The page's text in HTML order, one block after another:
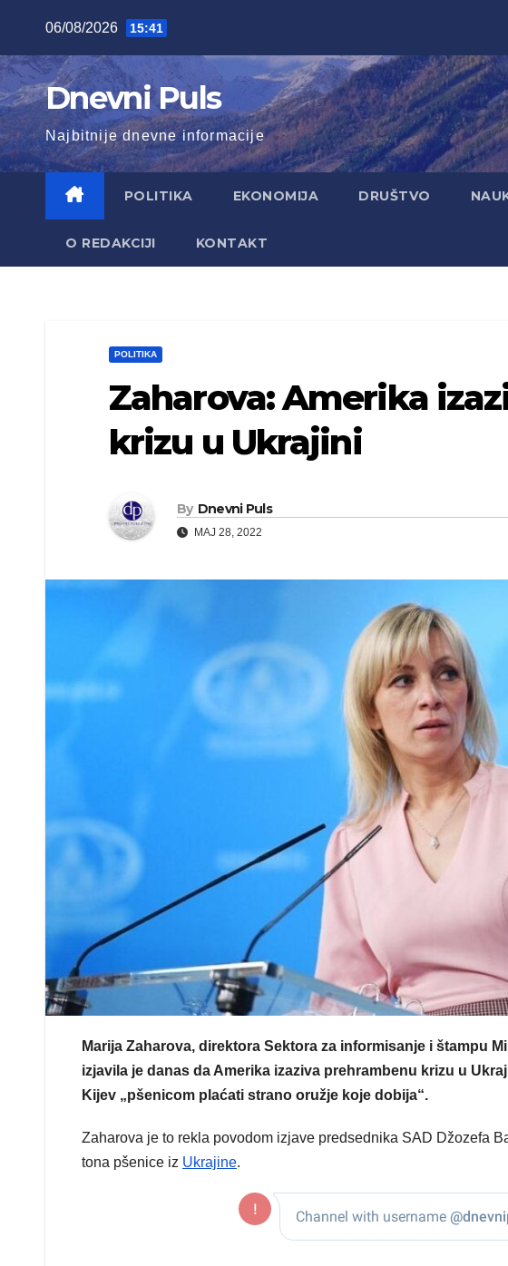
content
06/08/2026 15:41
Dnevni Puls
Najbitnije dnevne informacije
POLITIKA EKONOMIJA DRUŠTVO
O REDAKCIJI KONTAKT
POLITIKA
Zaharova: Amerika
krizu u Ukrajini
By Dnevni Puls
MAJ 28, 2022
Marija Zaharova, direktora Sektora za informisanje i štampu
izjavila je danas da Amerika izaziva prehrambenu krizu u
Kijev „pšenicom plaćati strano oružje koje dobija“.
Zaharova je to rekla povodom izjave predsednika SAD Džozefa
tona pšenice iz Ukrajine.